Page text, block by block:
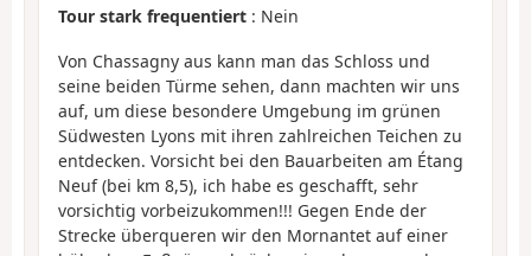
Tour stark frequentiert : Nein
Von Chassagny aus kann man das Schloss und
seine beiden Türme sehen, dann machten wir uns
auf, um diese besondere Umgebung im grünen
Südwesten Lyons mit ihren zahlreichen Teichen zu
entdecken. Vorsicht bei den Bauarbeiten am Étang
Neuf (bei km 8,5), ich habe es geschafft, sehr
vorsichtig vorbeizukommen!!! Gegen Ende der
Strecke überqueren wir den Mornantet auf einer